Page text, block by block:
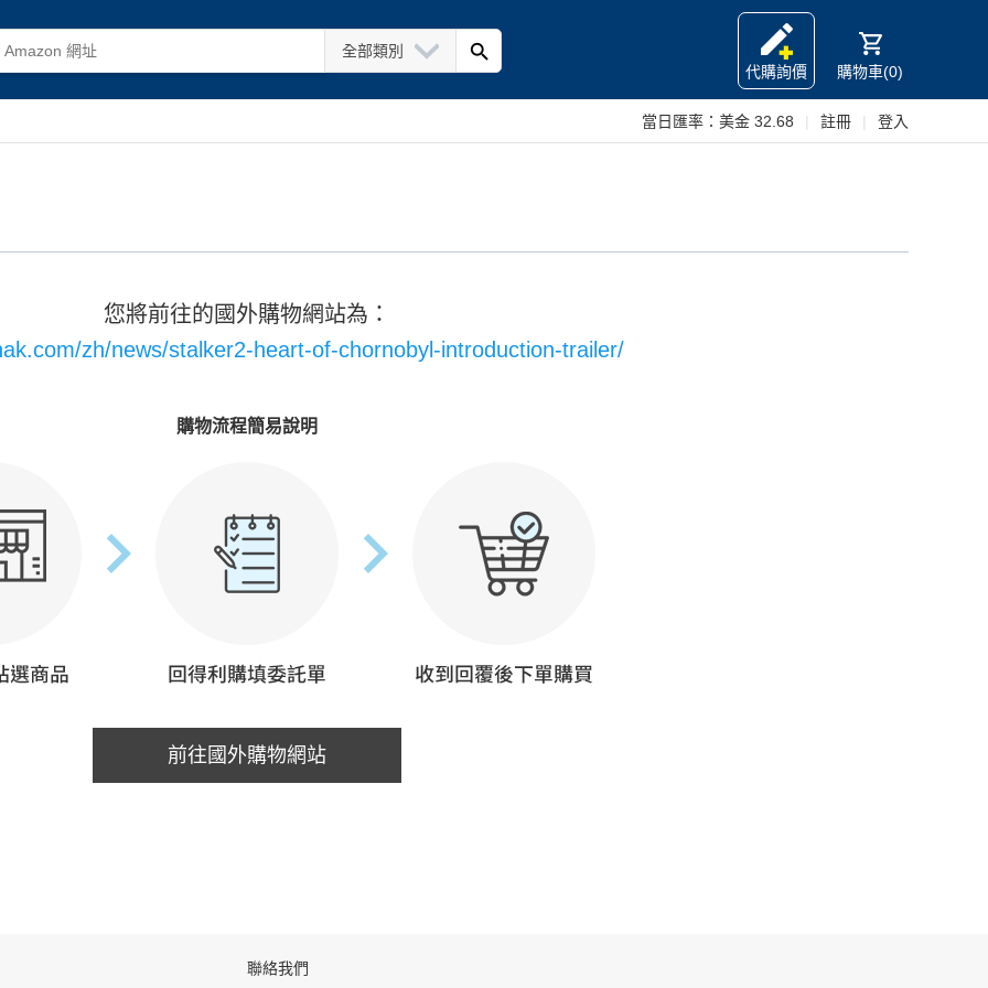
全部類別
代購詢價
購物車(0)
當日匯率： 美金 32.68 註冊 登入
您將前往的國外購物網站為：
zh/news/stalker2-heart-of-chornobyl-introduction-trailer/
購物流程簡易說明
前往國外購物網站
聯絡我們